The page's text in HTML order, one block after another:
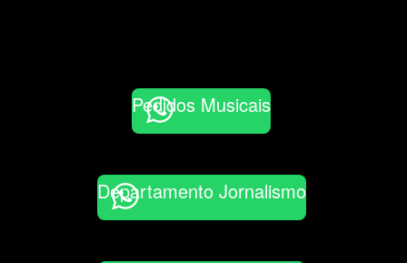
Pedidos Musicais
Departamento Jornalismo